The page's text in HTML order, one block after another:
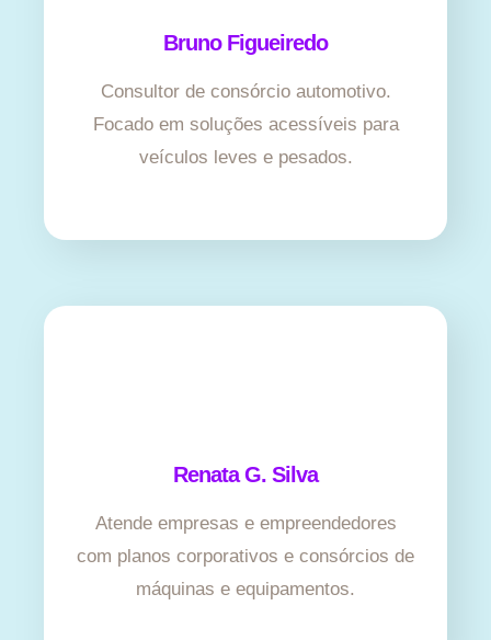
Bruno Figueiredo
Consultor de consórcio automotivo.
Focado em soluções acessíveis para
veículos leves e pesados.
Renata G. Silva
Atende empresas e empreendedores
com planos corporativos e consórcios de
máquinas e equipamentos.